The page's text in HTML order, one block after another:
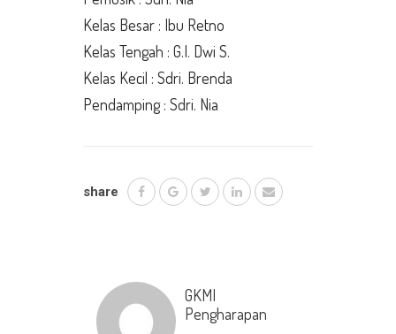
Kelas Besar : Ibu Retno
Kelas Tengah : G.I. Dwi S.
Kelas Kecil : Sdri. Brenda
Pendamping : Sdri. Nia
share
GKMI
Pengharapan